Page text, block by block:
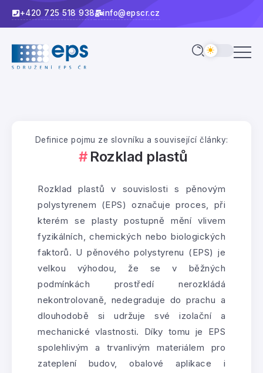
+420 725 518 938 info@epscr.cz
Definice pojmu ze slovníku a související články:
Rozklad plastů
Rozklad plastů v souvislosti s pěnovým
polystyrenem (EPS) označuje proces, při
kterém se plasty postupně mění vlivem
fyzikálních, chemických nebo biologických
faktorů. U pěnového polystyrenu (EPS) je
velkou výhodou, že se v běžných
podmínkách prostředí nerozkládá
nekontrolovaně, nedegraduje do prachu a
dlouhodobě si udržuje své izolační a
mechanické vlastnosti. Díky tomu je EPS
spolehlivým a trvanlivým materiálem pro
zateplení budov, obalové aplikace i